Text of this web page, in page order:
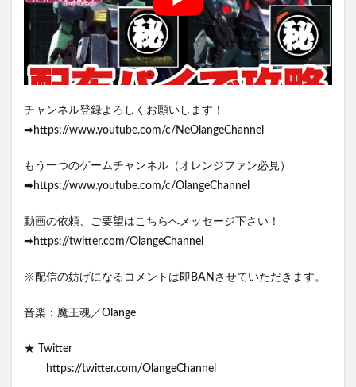
チャンネル登録よろしくお願いします！
➡https://www.youtube.com/c/NeOlangeChannel
もう一つのゲームチャンネル（オレンジファン必見）
➡https://www.youtube.com/c/OlangeChannel
動画の依頼、ご要望はこちらへメッセージ下さい！
➡https://twitter.com/OlangeChannel
※配信の妨げになるコメントは即BANさせていただきます。
音楽：魔王魂／Olange
★ Twitter
https://twitter.com/OlangeChannel